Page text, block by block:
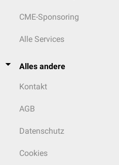
CME-Sponsoring
Alle Services
Alles andere
Kontakt
AGB
Datenschutz
Cookies